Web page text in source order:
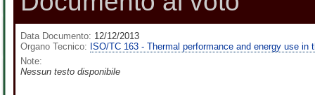
Data Documento: 12/12/2013
Organo Tecnico: ISO/TC 163 - Thermal performance and energy use in
Note:
Nessun testo disponibile